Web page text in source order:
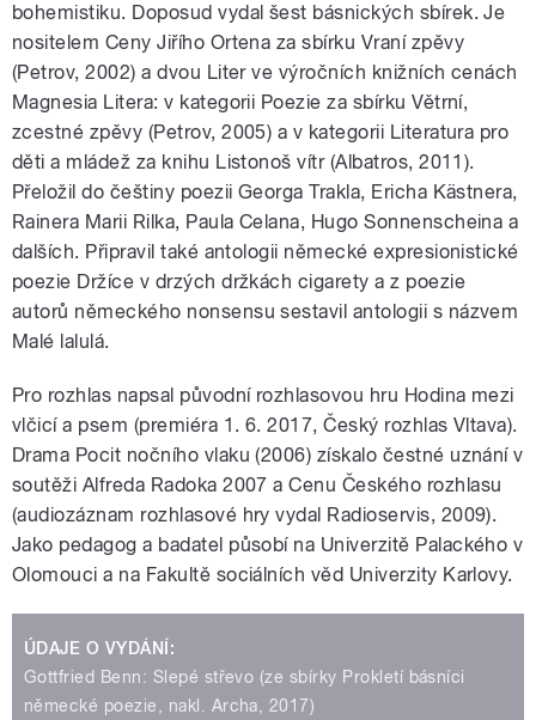
bohemistiku. Doposud vydal šest básnických sbírek. Je
nositelem Ceny Jiřího Ortena za sbírku Vraní zpěvy
(Petrov, 2002) a dvou Liter ve výročních knižních cenách
Magnesia Litera: v kategorii Poezie za sbírku Větrní,
zcestné zpěvy (Petrov, 2005) a v kategorii Literatura pro
děti a mládež za knihu Listonoš vítr (Albatros, 2011).
Přeložil do češtiny poezii Georga Trakla, Ericha Kästnera,
Rainera Marii Rilka, Paula Celana, Hugo Sonnenscheina a
dalších. Připravil také antologii německé expresionistické
poezie Držíce v drzých držkách cigarety a z poezie
autorů německého nonsensu sestavil antologii s názvem
Malé lalulá.
Pro rozhlas napsal původní rozhlasovou hru Hodina mezi
vlčicí a psem (premiéra 1. 6. 2017, Český rozhlas Vltava).
Drama Pocit nočního vlaku (2006) získalo čestné uznání v
soutěži Alfreda Radoka 2007 a Cenu Českého rozhlasu
(audiozáznam rozhlasové hry vydal Radioservis, 2009).
Jako pedagog a badatel působí na Univerzitě Palackého v
Olomouci a na Fakultě sociálních věd Univerzity Karlovy.
ÚDAJE O VYDÁNÍ:
Gottfried Benn: Slepé střevo (ze sbírky Prokletí básníci
německé poezie, nakl. Archa, 2017)